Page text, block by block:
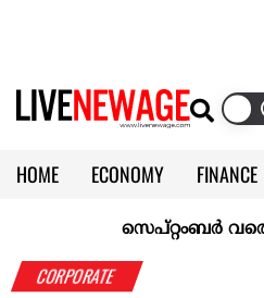
HOME ECONOMY FINANCE
KERALA @70
സെപ്റ്റംബർ
CORPORATE